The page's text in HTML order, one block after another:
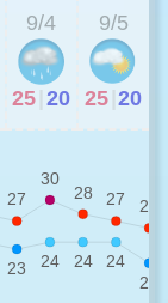
9/4
25 20
9/5
25 20